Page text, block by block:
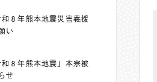
和８年熊本地震災害義援
い
和８年熊本地震」本宗被
せ